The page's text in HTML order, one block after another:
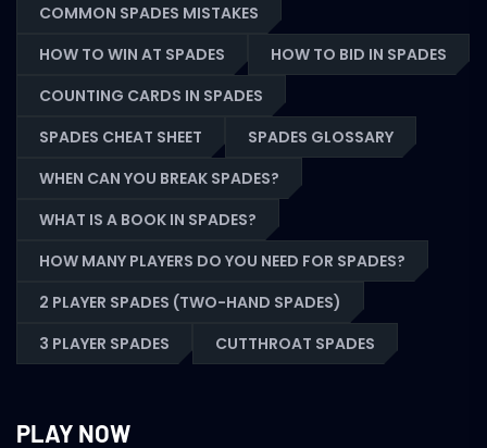
COMMON SPADES MISTAKES
HOW TO WIN AT SPADES
HOW TO BID IN SPADES
COUNTING CARDS IN SPADES
SPADES CHEAT SHEET
SPADES GLOSSARY
WHEN CAN YOU BREAK SPADES?
WHAT IS A BOOK IN SPADES?
HOW MANY PLAYERS DO YOU NEED FOR SPADES?
2 PLAYER SPADES (TWO-HAND SPADES)
3 PLAYER SPADES
CUTTHROAT SPADES
PLAY NOW